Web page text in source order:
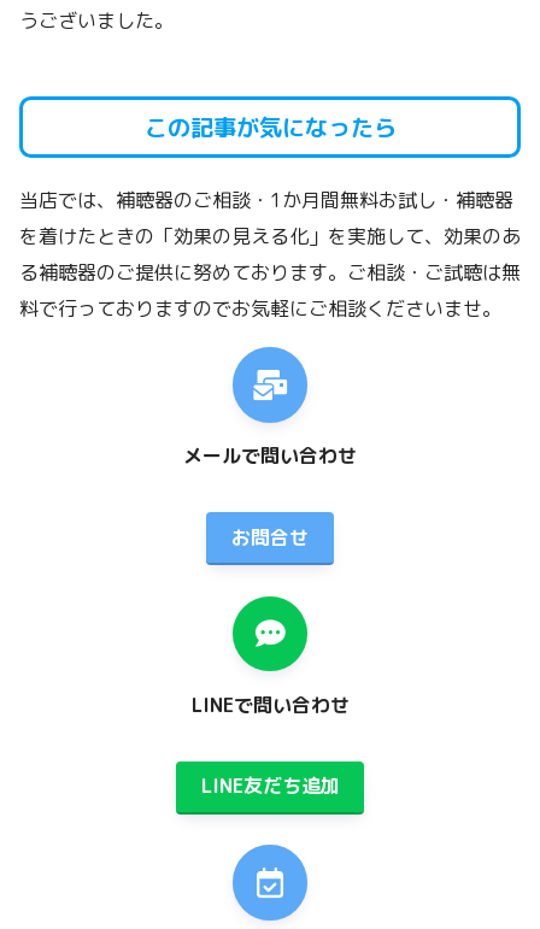
うございました。
この記事が気になったら
当店では、補聴器のご相談・1か月間無料お試し・補聴器
を着けたときの「効果の見える化」を実施して、効果のあ
る補聴器のご提供に努めております。ご相談・ご試聴は無
料で行っておりますのでお気軽にご相談くださいませ。
メールで問い合わせ
お問合せ
LINEで問い合わせ
LINE友だち追加